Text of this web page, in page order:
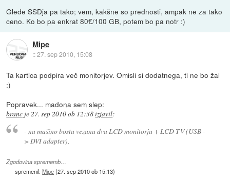
Glede SSDja pa tako; vem, kakšne so prednosti, ampak ne za tako
ceno. Ko bo pa enkrat 80€/100 GB, potem bo pa notr :)
Mipe
::27. sep 2010, 15:08
Ta kartica podpira več monitorjev. Omisli si dodatnega, ti ne bo žal
:)
Popravek... madona sem slep:
branc je27. sep 2010 ob 12:38izjavil:
- na mašino bosta vezana dva LCD monitorja + LCD TV (USB -
> DVI adapter),
Zgodovina sprememb…
spremenil:Mipe(27. sep 2010 ob 15:13)